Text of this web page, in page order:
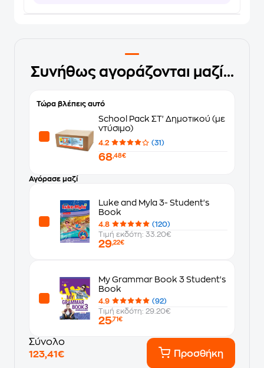
Συνήθως αγοράζονται μαζί...
Τώρα βλέπεις αυτό
School Pack ΣΤ' Δημοτικού (με
ντύσιμο)
4.2 (31)
68,48€
Αγόρασε μαζί
Luke and Myla 3- Student's
Book
4.8
(120)
Τιμή εκδότη: 33.20€
29,22€
My Grammar Book 3 Student's
Book
4.9
(92)
Τιμή εκδότη: 29.20€
25,71€
Σύνολο
123,41€
Προσθήκη